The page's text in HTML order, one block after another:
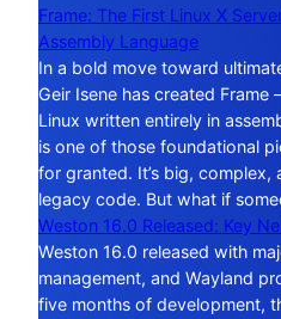
Frame: The First Linux X
Assembly Language
In a bold move toward
Geir Isene has created
Linux written entirely in
is one of those foundational
for granted. It’s big,
legacy code. But what if
Weston 16.0 Released: Key
Weston 16.0 released with
management, and Wayland
five months of development,